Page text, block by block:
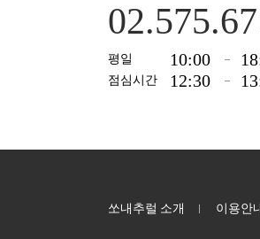
평일 10:00
점심시간 12:30
쏘내추럴 소개 이용안